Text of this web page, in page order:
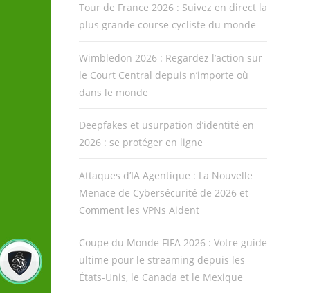
Tour de France 2026 : Suivez en direct la
plus grande course cycliste du monde
Wimbledon 2026 : Regardez l’action sur
le Court Central depuis n’importe où
dans le monde
Deepfakes et usurpation d’identité en
2026 : se protéger en ligne
Attaques d’IA Agentique : La Nouvelle
Menace de Cybersécurité de 2026 et
Comment les VPNs Aident
Coupe du Monde FIFA 2026 : Votre guide
ultime pour le streaming depuis les
États-Unis, le Canada et le Mexique